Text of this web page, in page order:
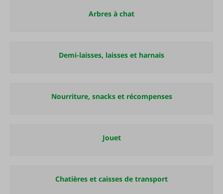
Arbres à chat
Demi-laisses, laisses et harnais
Nourriture, snacks et récompenses
Jouet
Chatières et caisses de transport